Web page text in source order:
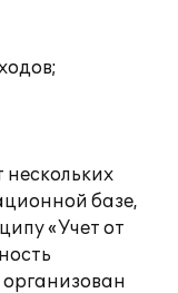
нескольких
базе,
«Учет от